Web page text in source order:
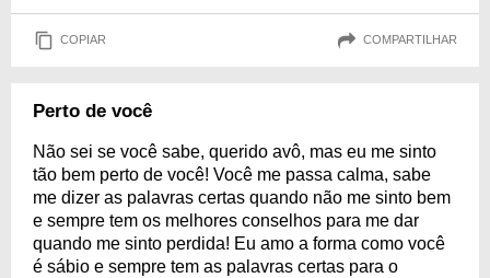
COPIAR COMPARTILHAR
Perto de você
Não sei se você sabe, querido avô, mas eu me sinto
tão bem perto de você! Você me passa calma, sabe
me dizer as palavras certas quando não me sinto bem
e sempre tem os melhores conselhos para me dar
quando me sinto perdida! Eu amo a forma como você
é sábio e sempre tem as palavras certas para o